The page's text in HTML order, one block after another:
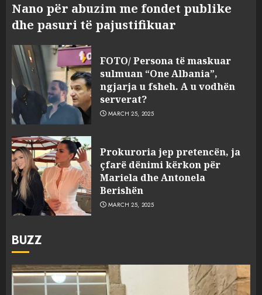
Nano për abuzim me fondet publike
dhe pasuri të pajustifikuar
FOTO/ Persona të maskuar
sulmuan “One Albania”,
ngjarja u fsheh. A u vodhën
serverat?
MARCH 25, 2025
Prokuroria jep pretencën, ja
çfarë dënimi kërkon për
Mariela dhe Antonela
Berishën
MARCH 25, 2025
BUZZ